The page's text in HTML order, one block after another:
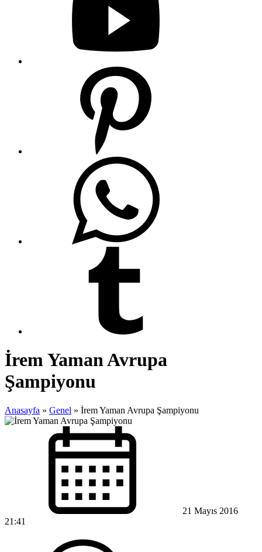
İrem Yaman Avrupa
Şampiyonu
Anasayfa » Genel » İrem Yaman Avrupa Şampiyonu
21 Mayıs 2016
21:41